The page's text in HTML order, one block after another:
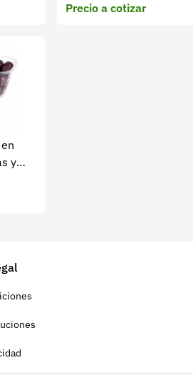
Precio a cotizar
y